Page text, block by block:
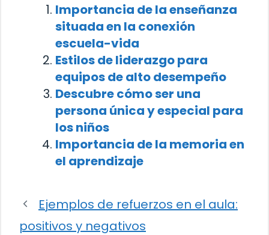
Importancia de la enseñanza
situada en la conexión
escuela-vida
Estilos de liderazgo para
equipos de alto desempeño
Descubre cómo ser una
persona única y especial para
los niños
Importancia de la memoria en
el aprendizaje
Ejemplos de refuerzos en el aula:
positivos y negativos